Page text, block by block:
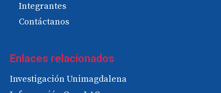
Integrantes
Contáctanos
Enlaces relacionados
Investigación Unimagdalena